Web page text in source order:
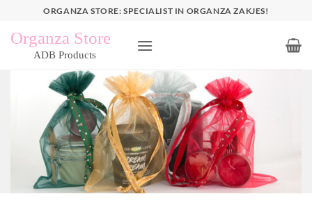
inhoud
ORGANZA STORE: SPECIALIST IN ORGANZA ZAKJES!